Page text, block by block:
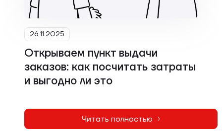
26.11.2025
Открываем пункт выдачи
заказов: как посчитать затраты
и выгодно ли это
Читать полностью